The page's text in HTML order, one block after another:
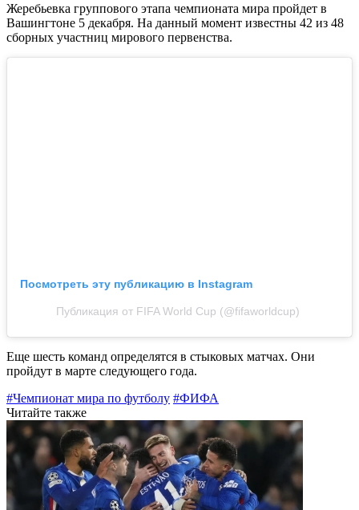
Жеребьевка группового этапа чемпионата мира пройдет в
Вашингтоне 5 декабря. На данный момент известны 42 из 48
сборных участниц мирового первенства.
Посмотреть эту публикацию в Instagram
Публикация от FIFA World Cup (@fifaworldcup)
Еще шесть команд определятся в стыковых матчах. Они
пройдут в марте следующего года.
#Чемпионат мира по футболу #ФИФА
Читайте также